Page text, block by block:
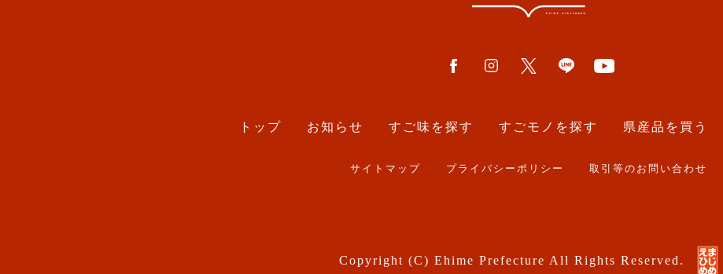
トップ お知らせ すご味を探す すごモノを探す 県産品を買う
サイトマップ プライバシーポリシー 取引等のお問い合わせ
Copyright (C) Ehime Prefecture All Rights Reserved.